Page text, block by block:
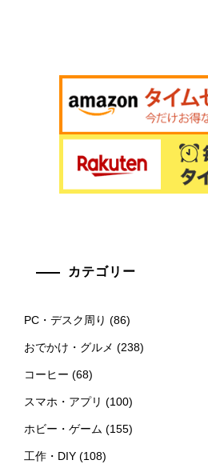
カテゴリー
PC・デスク周り (86)
おでかけ・グルメ (238)
コーヒー (68)
スマホ・アプリ (100)
ホビー・ゲーム (155)
工作・DIY (108)